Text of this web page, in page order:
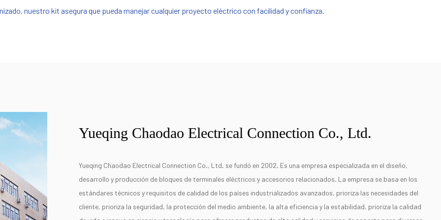
nuestro kit asegura que pueda manejar cualquier proyecto eléctrico con facilidad y confianza.
Yueqing Chaodao Electrical Connection Co., Ltd.
Yueqing Chaodao Electrical Connection Co., Ltd. se fundó en 2002. Es una empresa especializada en el diseño,
desarrollo y producción de bloques de terminales eléctricos y accesorios relacionados. La empresa se basa en los
estándares técnicos y requisitos de calidad de los países industrializados avanzados, prioriza las necesidades del
cliente, prioriza la seguridad, la protección del medio ambiente, la alta eficiencia y la estabilidad, prioriza la calidad